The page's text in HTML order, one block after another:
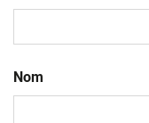
Nom